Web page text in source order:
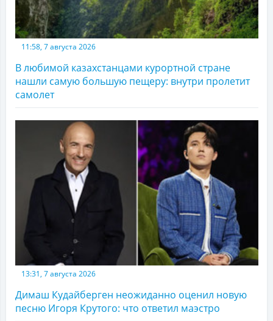
11:58, 7 августа 2026
В любимой казахстанцами курортной стране
нашли самую большую пещеру: внутри пролетит
самолет
13:31, 7 августа 2026
Димаш Кудайберген неожиданно оценил новую
песню Игоря Крутого: что ответил маэстро